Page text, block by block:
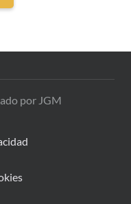
por JGM